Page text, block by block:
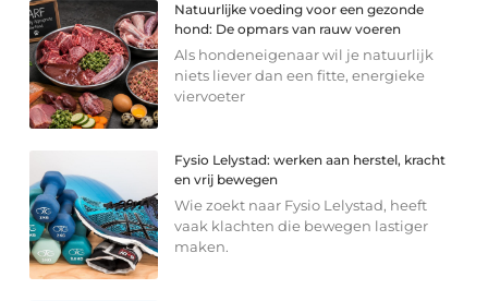
Natuurlijke voeding voor een gezonde
hond: De opmars van rauw voeren
Als hondeneigenaar wil je natuurlijk
niets liever dan een fitte, energieke
viervoeter
Fysio Lelystad: werken aan herstel, kracht
en vrij bewegen
Wie zoekt naar Fysio Lelystad, heeft
vaak klachten die bewegen lastiger
maken.